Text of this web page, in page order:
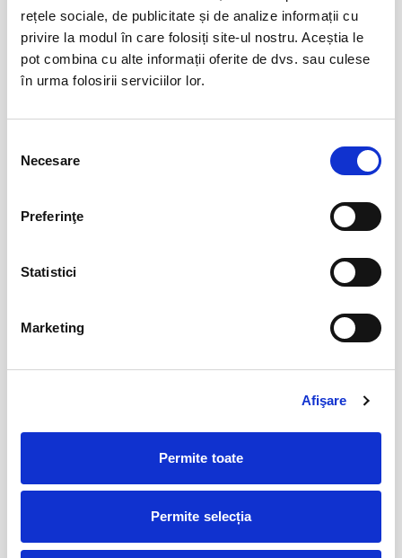
rețele sociale, de publicitate și de analize informații cu
privire la modul în care folosiți site-ul nostru. Aceștia le
pot combina cu alte informații oferite de dvs. sau culese
în urma folosirii serviciilor lor.
consimțământului
Necesare
Preferinţe
Statistici
Marketing
Afişare
Permite toate
Permite selecția
Bucuresti
BILETE
aug
Copiii au idei trăsnite 08
aug
Șoricelul neascultător 23
aug